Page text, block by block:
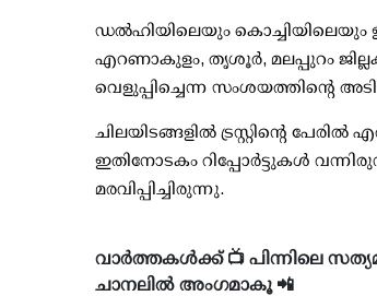
ഡല്‍ഹിയിലെയും
എറണാകുളം, തൃശൂര്‍, മലപ്പുറം
വെളുപ്പിച്ചെന്ന സംശയത്തിന്റെ
ചിലയിടങ്ങളില്‍ ട്രസ്റ്റിന്റെ
ഇതിനോടകം റിപ്പോര്‍ട്ടുകള്‍
മരവിപ്പിച്ചിരുന്നു.
വാർത്തകൾക്ക് 📺 പിന്നിലെ
ചാനലിൽ അംഗമാകൂ 📲